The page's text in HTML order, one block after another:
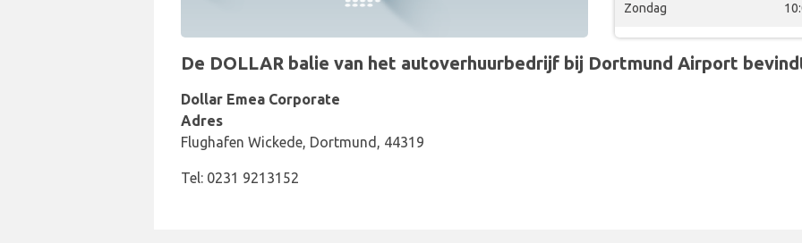
Zondag
De DOLLAR balie van het autoverhuurbedrijf bij Dortmund Airport
Dollar Emea Corporate
Adres
Flughafen Wickede, Dortmund, 44319
Tel: 0231 9213152